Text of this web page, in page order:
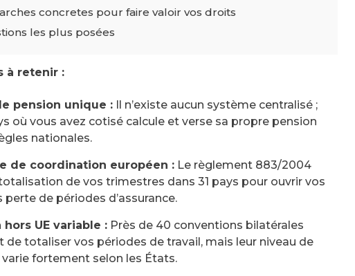
concretes pour faire valoir vos droits
les plus posées
à retenir :
pension unique :Il n’existe aucun système centralisé ;
où vous avez cotisé calcule et verse sa propre pension
nationales.
de coordination européen :Le règlement 883/2004
de vos trimestres dans 31 pays pour ouvrir vos
perte de périodes d’assurance.
UE variable :Près de 40 conventions bilatérales
totaliser vos périodes de travail, mais leur niveau de
fortement selon les États.